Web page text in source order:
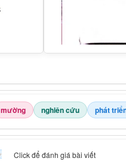
mường nghiên cứu phát
Click để đánh giá bài viết